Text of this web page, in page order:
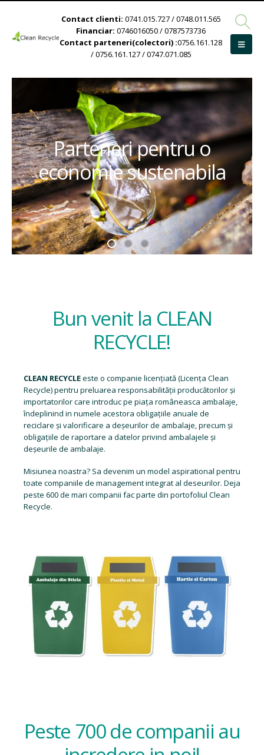
Contact clienti: 0741.015.727 / 0748.011.565
Financiar: 0746016050 / 0787573736
Contact parteneri(colectori) :0756.161.128
/ 0756.161.127 / 0747.071.085
Parteneri pentru o
economie sustenabila
Bun venit la CLEAN
RECYCLE!
CLEAN RECYCLEeste o companie licențiată (Licența Clean
Recycle) pentru preluarea responsabilității producătorilor și
importatorilor care introduc pe piața româneasca ambalaje,
îndeplinind in numele acestora obligațiile anuale de
reciclare și valorificare a deșeurilor de ambalaje, precum și
obligațiile de raportare a datelor privind ambalajele și
deșeurile de ambalaje.
Misiunea noastra? Sa devenim un model aspirational pentru
toate companiile de management integrat al deseurilor. Deja
peste 600 de mari companii fac parte din portofoliul Clean
Recycle.
Peste 700 de companii au